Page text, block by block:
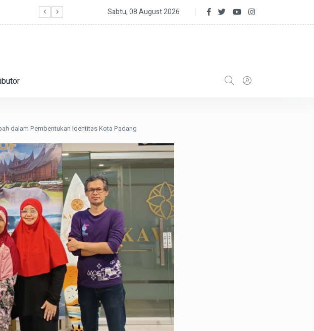
Asisten I, H. Sairun S.Ag., M.Si. Buka Turnamen Sepak Bola U-13 H.
Sabtu, 08 August 2026
dalam Pembentukan Identitas Kota Padang